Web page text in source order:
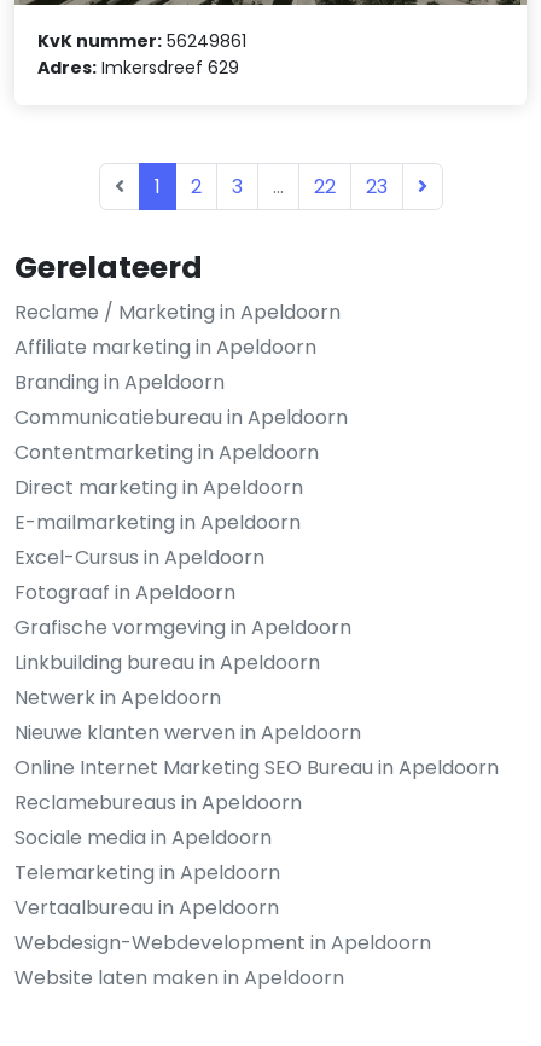
Gerelateerd
Reclame / Marketing in Apeldoorn
Affiliate marketing in Apeldoorn
Branding in Apeldoorn
Communicatiebureau in Apeldoorn
Contentmarketing in Apeldoorn
Direct marketing in Apeldoorn
E-mailmarketing in Apeldoorn
Excel-Cursus in Apeldoorn
Fotograaf in Apeldoorn
Grafische vormgeving in Apeldoorn
Linkbuilding bureau in Apeldoorn
Netwerk in Apeldoorn
Nieuwe klanten werven in Apeldoorn
Online Internet Marketing SEO Bureau in Apeldoorn
Reclamebureaus in Apeldoorn
Sociale media in Apeldoorn
Telemarketing in Apeldoorn
Vertaalbureau in Apeldoorn
Webdesign-Webdevelopment in Apeldoorn
Website laten maken in Apeldoorn
KvK nummer: 56249861
Adres: Imkersdreef 629
1 2 3 ... 22 23